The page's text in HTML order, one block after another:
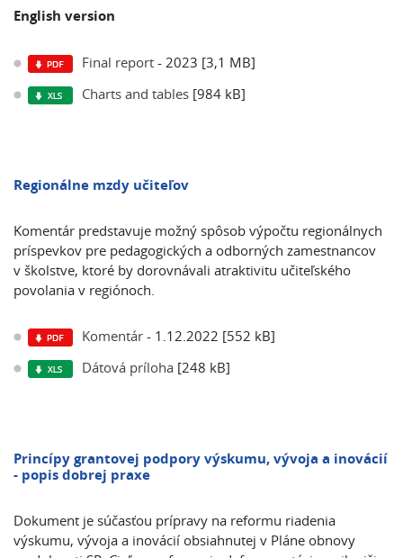
English version
Final report - 2023 [3,1 MB]
Charts and tables [984 kB]
Regionálne mzdy učiteľov
Komentár predstavuje možný spôsob výpočtu regionálnych
príspevkov pre pedagogických a odborných zamestnancov
v školstve, ktoré by dorovnávali atraktivitu učiteľského
povolania v regiónoch.
Komentár - 1.12.2022 [552 kB]
Dátová príloha [248 kB]
Princípy grantovej podpory výskumu, vývoja a inovácií
- popis dobrej praxe
Dokument je súčasťou prípravy na reformu riadenia
výskumu, vývoja a inovácií obsiahnutej v Pláne obnovy